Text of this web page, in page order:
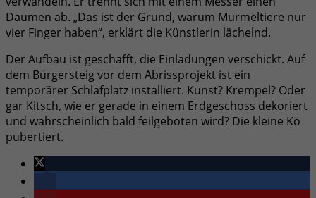
Daumen ab. „Das ist der Grund, warum Murmeltiere nur
vier Finger haben“, erklärt die Künstlerin lächelnd.
Der Aufbau ist geschafft, die Einladungen verschickt. Auf
dem Bürgersteig vor dem Abrissprojekt ist ein
temporärer Schlafplatz installiert. Kunst? Krempel? Oder
gar Kitsch, wie er gerade in einem Erdgeschoss dekoriert
und wahrscheinlich bald feilgeboten wird? Die kleine Kö
pubertiert.